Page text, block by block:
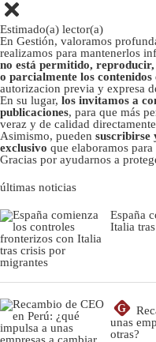
Estimado(a) lector(a)
En Gestión, valoramos
realizamos para mantenerlos
no está permitido,
o parcialmente los contenidos
autorizacion previa y expresa
En su lugar, los invitamos a
publicaciones, para que más
veraz y de calidad
Asimismo, pueden suscribirse
exclusivo que elaboramos para
Gracias por ayudarnos a
últimas noticias
España
Italia
G
unas
otras?